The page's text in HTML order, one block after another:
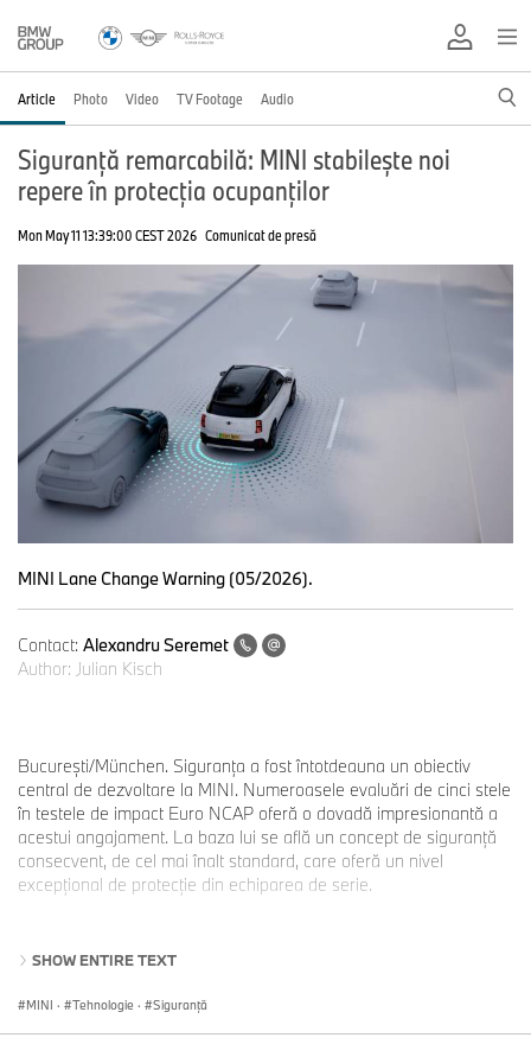
Article Photo Video TV Footage Audio
Siguranță remarcabilă: MINI stabilește noi
repere în protecția ocupanților
Mon May 11 13:39:00 CEST 2026 Comunicat de presă
MINI Lane Change Warning (05/2026).
Contact: Alexandru Seremet
Author: Julian Kisch
București/München. Siguranța a fost întotdeauna un obiectiv
central de dezvoltare la MINI. Numeroasele evaluări de cinci stele
în testele de impact Euro NCAP oferă o dovadă impresionantă a
acestui angajament. La baza lui se află un concept de siguranță
consecvent, de cel mai înalt standard, care oferă un nivel
excepțional de protecție din echiparea de serie.
funcționează împreună.
Integrarea a până la doisprezece senzori cu ultrasunete, cinci
camere și cinci sisteme radar constituie baza tehnologică pentru o
SHOW ENTIRE TEXT
MINI · Tehnologie · Siguranţă